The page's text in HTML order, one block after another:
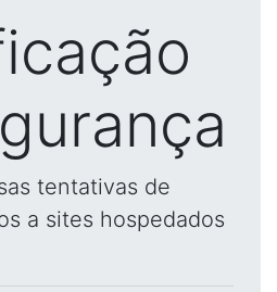
tentativas de
a sites hospedados